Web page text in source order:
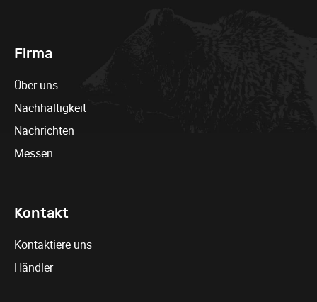
Firma
Über uns
Nachhaltigkeit
Nachrichten
Messen
Kontakt
Kontaktiere uns
Händler